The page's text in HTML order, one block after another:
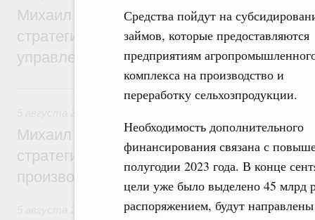
Средства пойдут на
займов, которые предоставляются
предприятиям
комплекса на производство и
переработку сельхозпродукции.
Необходимость дополнительного
финансирования связана с
полугодии 2023 года. В конце
цели уже было выделено 45 млрд
распоряжением, будут
Михаил Мишустин дал поручения по
стратегической сессии о
управления научно-технологическим
Михаил Мишустин дал поручения по
стратегической сессии, посвящённой
производительности труда
Национальный проект «Экологическое